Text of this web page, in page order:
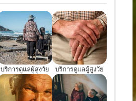
บริการดูแลผู้สูงวัย บริการดูแลผู้สูงวัย